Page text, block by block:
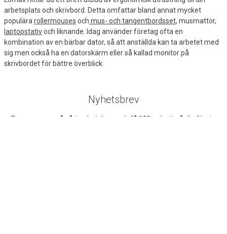
arbetsplats och skrivbord. Detta omfattar bland annat mycket
populära rollermouses och mus- och tangentbordsset, musmattor,
laptopstativoch liknande. Idag använder företag ofta en
kombination av en bärbar dator, så att anställda kan ta arbetet med
sig men också ha en datorskärm eller så kallad monitor på
skrivbordet för bättre överblick.
Nyhetsbrev
Prenumerera på vårt nyhetsbrev och få 10% rabatt på din första